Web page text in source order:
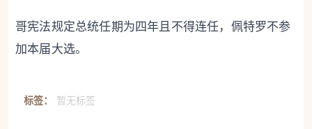
哥宪法规定总统任期为四年且不得连任，佩特罗不参
加本届大选。
标签： 暂无标签